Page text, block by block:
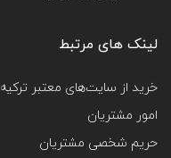
لینک های مرتبط
خرید از سایت‌های معتبر ترکیه
امور مشتریان
حریم شخصی مشتریان